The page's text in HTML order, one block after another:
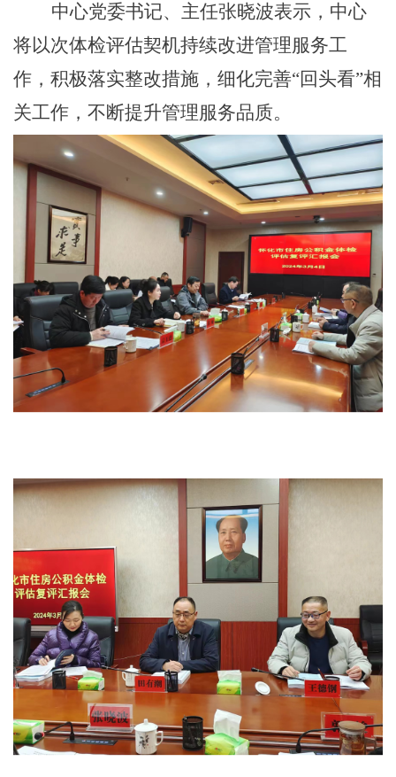
中心党委书记、主任张晓波表示，中心
将以次体检评估契机持续改进管理服务工
作，积极落实整改措施，细化完善“回头看”相
关工作，不断提升管理服务品质。